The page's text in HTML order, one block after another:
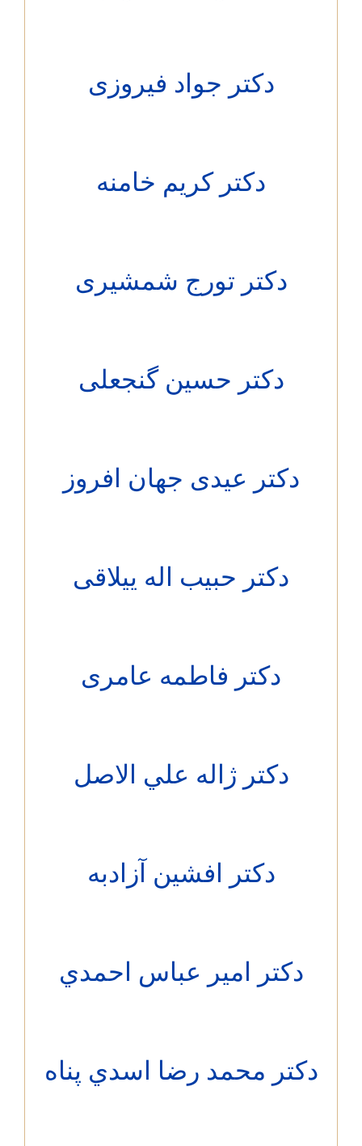
دکتر جواد فیروزی
دکتر کریم خامنه
دکتر تورج شمشیری
دکتر حسین گنجعلی
دکتر عیدی جهان افروز
دکتر حبیب اله ییلاقی
دکتر فاطمه عامری
دكتر ژاله علي الاصل
دکتر افشین آزادبه
امیر عباس احمدي
محمد رضا اسدي پناه